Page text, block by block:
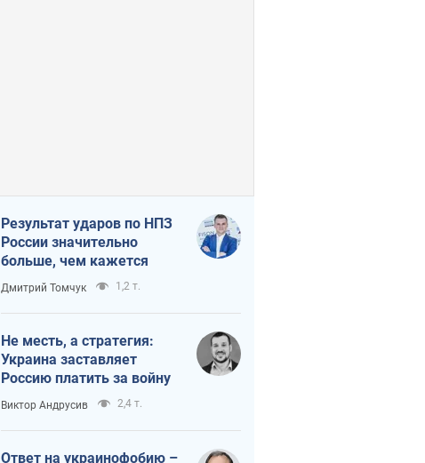
Результат ударов по НПЗ
России значительно
больше, чем кажется
Дмитрий Томчук 1,2 т.
Не месть, а стратегия:
Украина заставляет
Россию платить за войну
Виктор Андрусив 2,4 т.
Ответ на украинофобию –